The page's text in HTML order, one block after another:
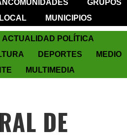
GRUPOS
MUNICIPIOS
ACTUALIDAD POLÍTICA
DEPORTES
MEDIO
MULTIMEDIA
DE